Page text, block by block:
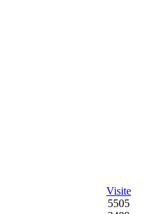
Visite
5505